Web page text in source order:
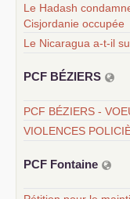
Le Hadash
Cisjordanie occupée
Le Nicaragua a-t-il
PCF BÉZIERS
PCF BÉZIERS -
VIOLENCES
PCF Fontaine